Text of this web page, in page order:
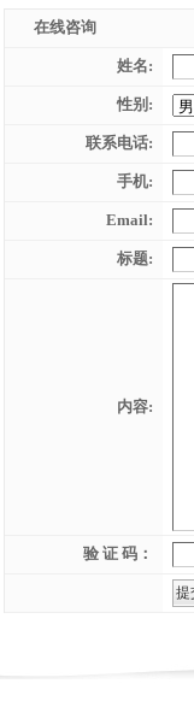
在线咨询
姓名:
性别:
联系电话:
手机:
Email:
标题:
内容:
验 证 码：